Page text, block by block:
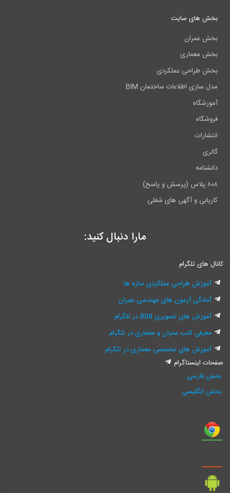
بخش های سایت
بخش عمران
بخش معماری
بخش طراحی عملکردی
مدل سازی اطلاعات ساختمان BIM
آموزشگاه
فروشگاه
انتشارات
گالری
دانشنامه
۸۰۸ پلاس (پرسش و پاسخ)
کاریابی و آگهی های شغلی
مارا دنبال کنید:
کانال های تلگرام
آموزش طراحی عملکردی سازه ها
آمادگی آزمون های مهندسی عمران
آموزش های تصویری 808 در تلگرام
معرفی کتب عمران و معماری در تلگرام
آموزش های تخصصی معماری در تلگرام
صفحات اینستاگرام
بخش فارسی
بخش انگلیسی